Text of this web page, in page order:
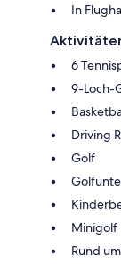
In
6
9-Loch-
Driving
Golf
Minigolf
Rund